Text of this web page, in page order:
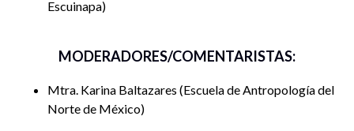
Escuinapa
MODERADORES/COMENTARISTAS:
Mtra. Karina Baltazares Escuela de Antropología del
Norte de México